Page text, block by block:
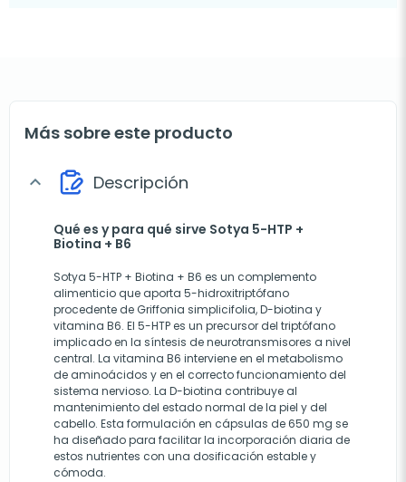
Más sobre este producto
expand_more Descripción
Qué es y para qué sirve Sotya 5-HTP +
Biotina + B6
Sotya 5-HTP + Biotina + B6 es un complemento
alimenticio que aporta 5-hidroxitriptófano
procedente de Griffonia simplicifolia, D-biotina y
vitamina B6. El 5-HTP es un precursor del triptófano
implicado en la síntesis de neurotransmisores a nivel
central. La vitamina B6 interviene en el metabolismo
de aminoácidos y en el correcto funcionamiento del
sistema nervioso. La D-biotina contribuye al
mantenimiento del estado normal de la piel y del
cabello. Esta formulación en cápsulas de 650 mg se
ha diseñado para facilitar la incorporación diaria de
estos nutrientes con una dosificación estable y
cómoda.